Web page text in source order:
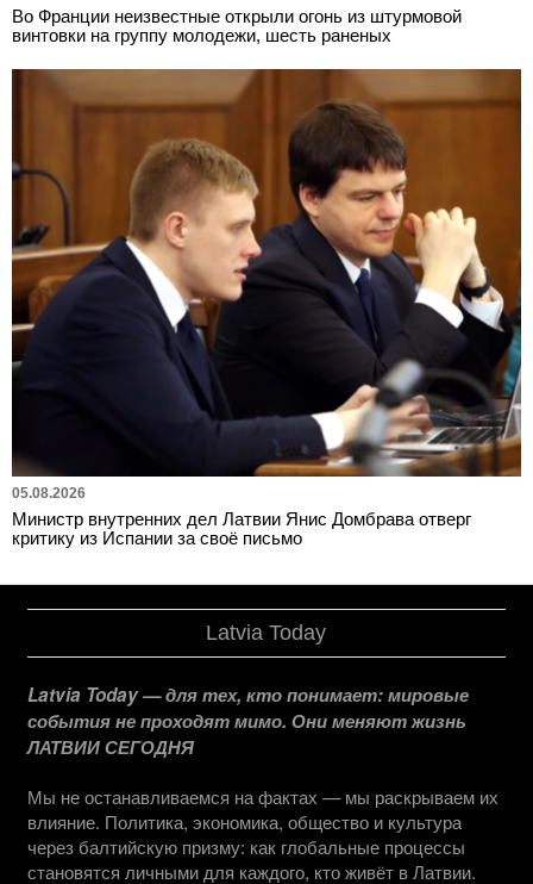
Во Франции неизвестные открыли огонь из штурмовой
винтовки на группу молодежи, шесть раненых
05.08.2026
Министр внутренних дел Латвии Янис Домбрава отверг
критику из Испании за своё письмо
Latvia Today
Latvia Today — для тех, кто понимает: мировые
события не проходят мимо. Они меняют жизнь
ЛАТВИИ СЕГОДНЯ
Мы не останавливаемся на фактах — мы раскрываем их
влияние. Политика, экономика, общество и культура
через балтийскую призму: как глобальные процессы
становятся личными для каждого, кто живёт в Латвии.